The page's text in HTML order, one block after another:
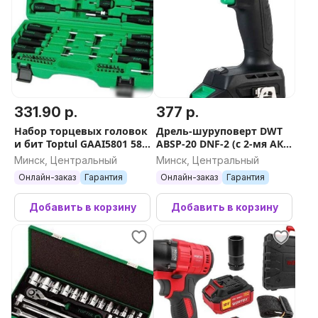
331.90 р.
Набор торцевых головок
и бит Toptul GAAI5801 58
предметов
Минск, Центральный
Онлайн-заказ Гарантия
Добавить в корзину
377 р.
Дрель-шуруповерт DWT
ABSP-20 DNF-2 (с 2-мя АКБ,
кейс)
Минск, Центральный
Онлайн-заказ Гарантия
Добавить в корзину